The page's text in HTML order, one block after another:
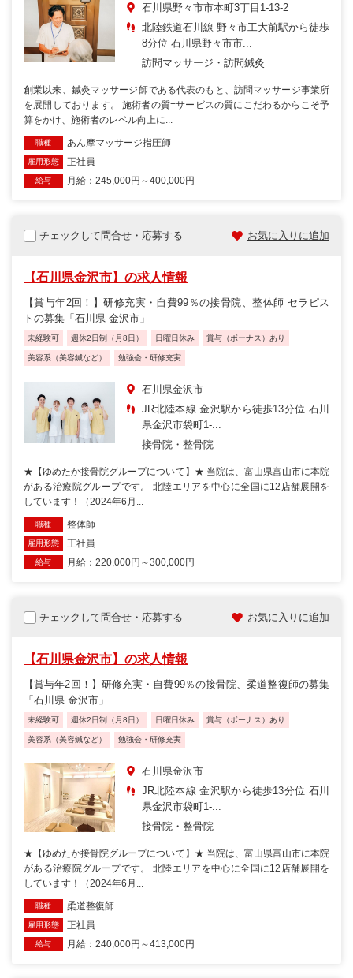
石川県野々市市本町3丁目1-13-2
北陸鉄道石川線 野々市工大前駅から徒歩
8分位 石川県野々市市...
訪問マッサージ・訪問鍼灸
創業以来、鍼灸マッサージ師である代表のもと、訪問マッサージ事業所
を展開しております。 施術者の質=サービスの質にこだわるからこそ予
算をかけ、施術者のレベル向上に...
職種 あん摩マッサージ指圧師
雇用形態 正社員
給与 月給：245,000円～400,000円
チェックして問合せ・応募する お気に入りに追加
【石川県金沢市】の求人情報
【賞与年2回！】研修充実・自費99％の接骨院、整体師 セラピス
トの募集「石川県 金沢市」
未経験可 週休2日制（月8日） 日曜日休み 賞与（ボーナス）あり
美容系（美容鍼など） 勉強会・研修充実
石川県金沢市
JR北陸本線 金沢駅から徒歩13分位 石川
県金沢市袋町1-...
接骨院・整骨院
★【ゆめたか接骨院グループについて】★ 当院は、富山県富山市に本院
がある治療院グループです。 北陸エリアを中心に全国に12店舗展開を
しています！（2024年6月...
職種 整体師
雇用形態 正社員
給与 月給：220,000円～300,000円
チェックして問合せ・応募する お気に入りに追加
【石川県金沢市】の求人情報
【賞与年2回！】研修充実・自費99％の接骨院、柔道整復師の募集
「石川県 金沢市」
未経験可 週休2日制（月8日） 日曜日休み 賞与（ボーナス）あり
美容系（美容鍼など） 勉強会・研修充実
石川県金沢市
JR北陸本線 金沢駅から徒歩13分位 石川
県金沢市袋町1-...
接骨院・整骨院
★【ゆめたか接骨院グループについて】★ 当院は、富山県富山市に本院
がある治療院グループです。 北陸エリアを中心に全国に12店舗展開を
しています！（2024年6月...
職種 柔道整復師
雇用形態 正社員
給与 月給：240,000円～413,000円